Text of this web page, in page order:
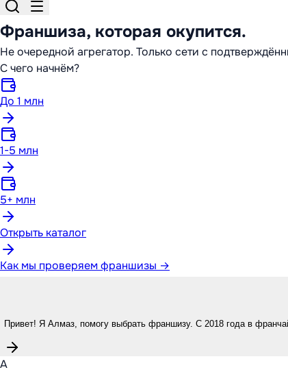
Франшиза, которая окупится.
Не очередной агрегатор. Только сети с
С чего начнём?
До 1 млн
1-5 млн
5+ млн
Открыть каталог
Как мы проверяем франшизы →
Привет! Я Алмаз, помогу выбрать франшизу. С 2018 года в
А